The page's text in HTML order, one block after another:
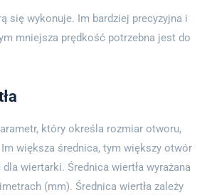
się wykonuje. Im bardziej precyzyjna i
mniejsza prędkość potrzebna jest do
który określa rozmiar otworu,
większa średnica, tym większy otwór
wiertarki. Średnica wiertła wyrażana
(mm). Średnica wiertła zależy